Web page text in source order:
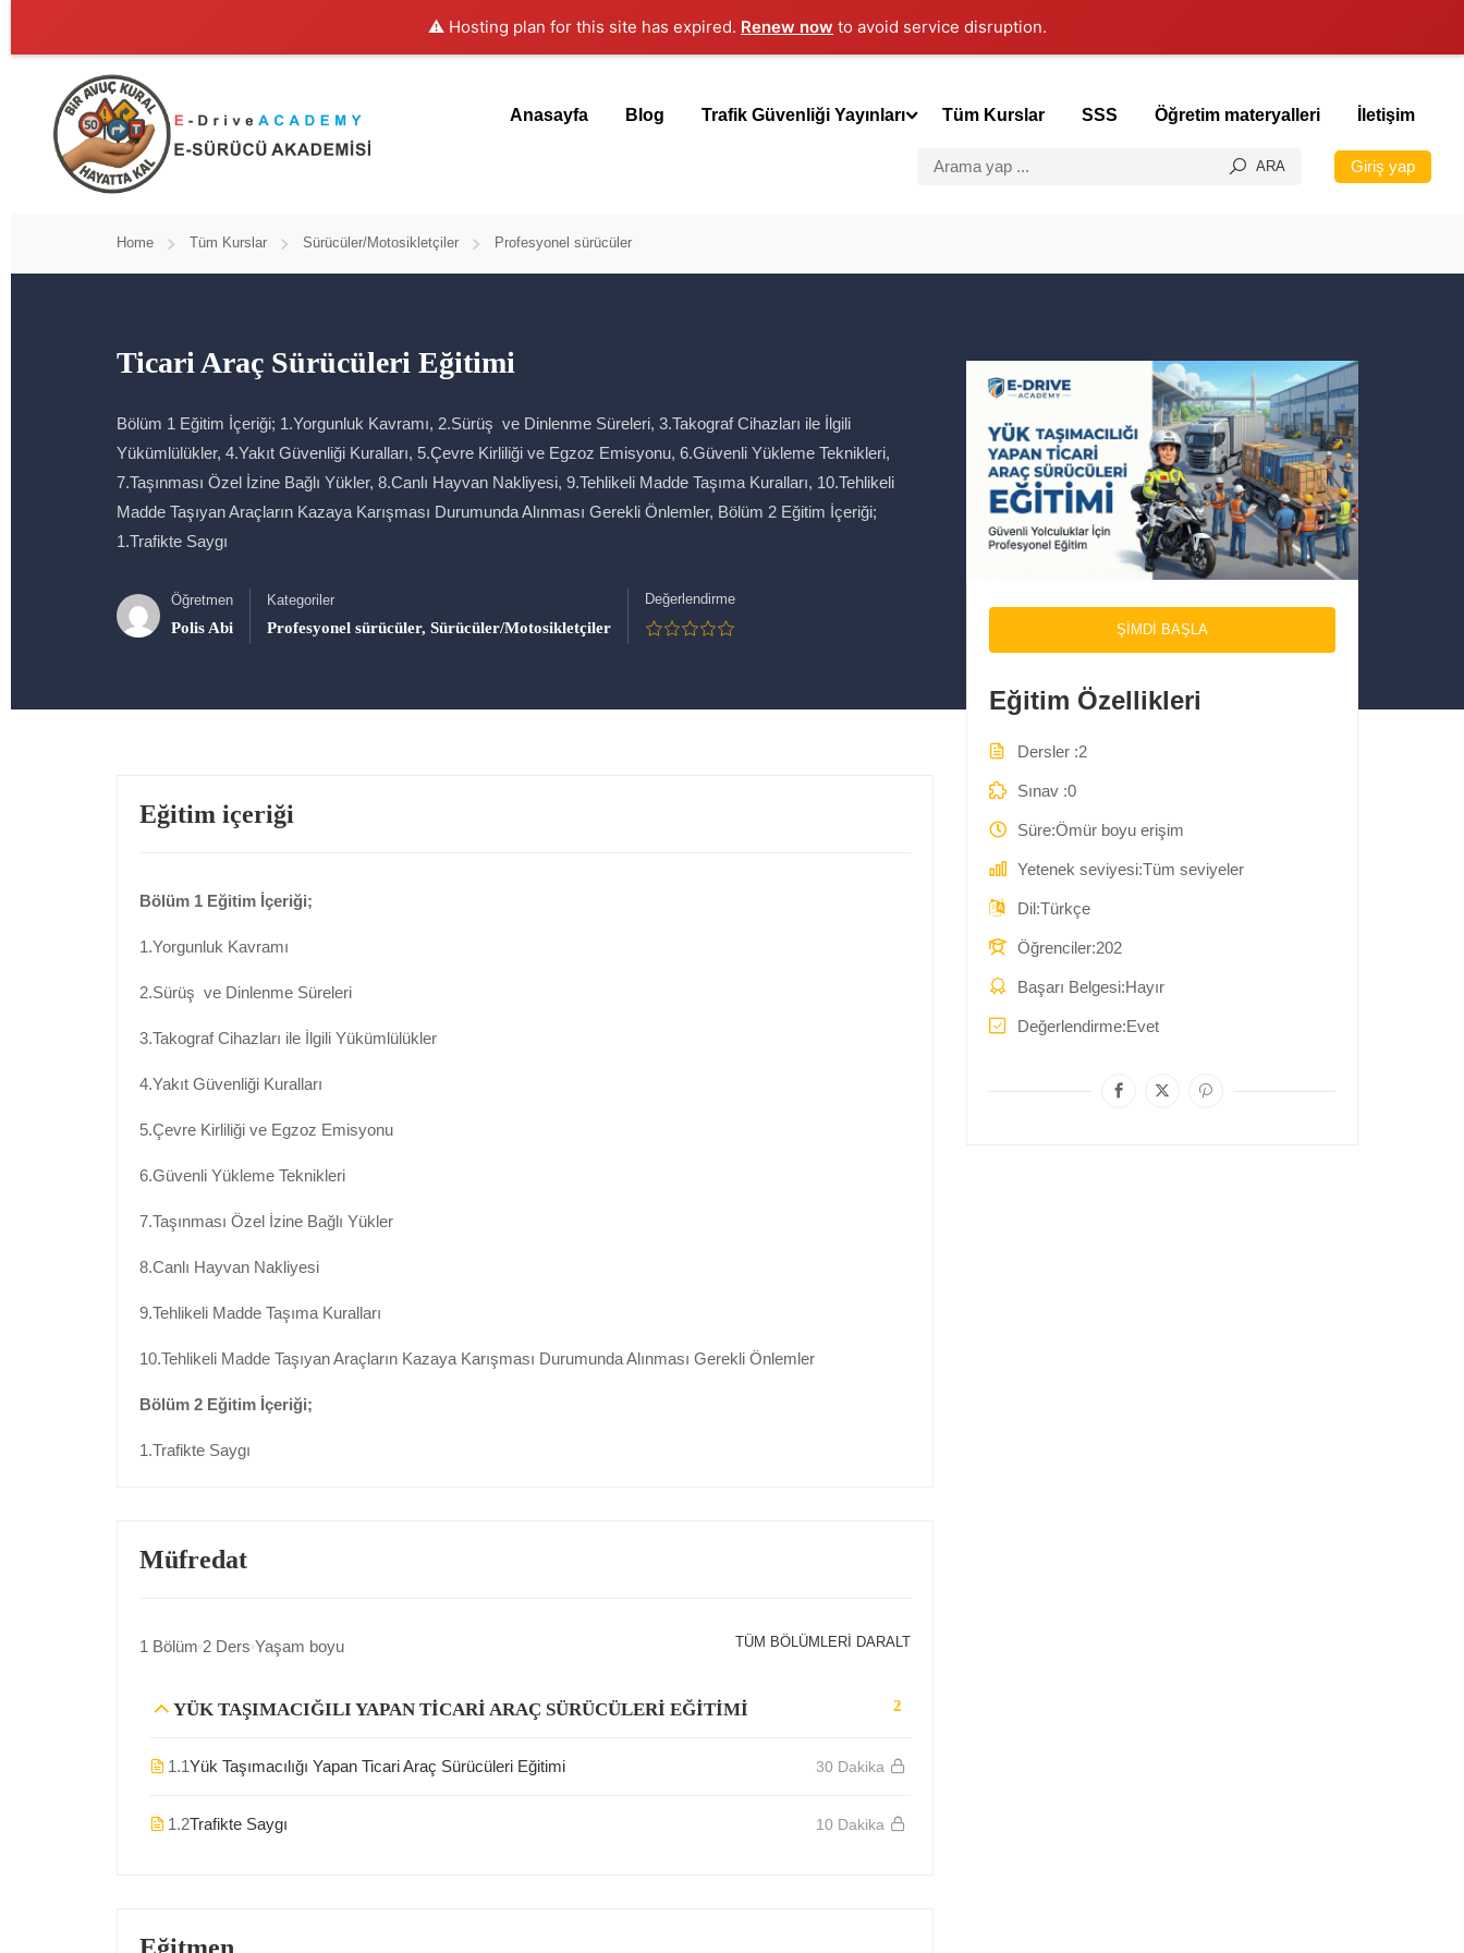
⚠️ Hosting plan for this site has expired. Renew now to avoid service disruption.
Anasayfa Blog Trafik Güvenliği Yayınları Tüm Kurslar SSS Öğretim materyalleri İletişim
ARA Giriş yap
Home Tüm Kurslar Sürücüler/Motosikletçiler Profesyonel sürücüler
Ticari Araç Sürücüleri Eğitimi
Bölüm 1 Eğitim İçeriği; 1.Yorgunluk Kavramı, 2.Sürüş ve Dinlenme Süreleri, 3.Takograf Cihazları ile İlgili
Yükümlülükler, 4.Yakıt Güvenliği Kuralları, 5.Çevre Kirliliği ve Egzoz Emisyonu, 6.Güvenli Yükleme Teknikleri,
7.Taşınması Özel İzine Bağlı Yükler, 8.Canlı Hayvan Nakliyesi, 9.Tehlikeli Madde Taşıma Kuralları, 10.Tehlikeli
Madde Taşıyan Araçların Kazaya Karışması Durumunda Alınması Gerekli Önlemler, Bölüm 2 Eğitim İçeriği;
1.Trafikte Saygı
Öğretmen
Polis Abi
Kategoriler
Profesyonel sürücüler, Sürücüler/Motosikletçiler
Değerlendirme
Eğitim içeriği
Bölüm 1 Eğitim İçeriği;
1.Yorgunluk Kavramı
2.Sürüş ve Dinlenme Süreleri
3.Takograf Cihazları ile İlgili Yükümlülükler
4.Yakıt Güvenliği Kuralları
5.Çevre Kirliliği ve Egzoz Emisyonu
6.Güvenli Yükleme Teknikleri
7.Taşınması Özel İzine Bağlı Yükler
8.Canlı Hayvan Nakliyesi
9.Tehlikeli Madde Taşıma Kuralları
10.Tehlikeli Madde Taşıyan Araçların Kazaya Karışması Durumunda Alınması Gerekli Önlemler
Bölüm 2 Eğitim İçeriği;
1.Trafikte Saygı
Müfredat
1 Bölüm 2 Ders Yaşam boyu TÜM BÖLÜMLERI DARALT
YÜK TAŞIMACIĞILI YAPAN TİCARİ ARAÇ SÜRÜCÜLERİ EĞİTİMİ 2
1.1Yük Taşımacılığı Yapan Ticari Araç Sürücüleri Eğitimi 30 Dakika
1.2Trafikte Saygı 10 Dakika
ŞIMDI BAŞLA
Eğitim Özellikleri
Dersler 2
Sınav 0
Süre Ömür boyu erişim
Yetenek seviyesi Tüm seviyeler
Dil Türkçe
Öğrenciler 202
Başarı Belgesi Hayır
Değerlendirme Evet